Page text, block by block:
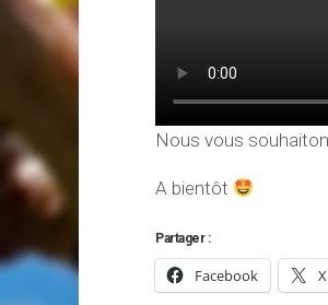
Nous vous
A bientôt
Partager :
Facebook X